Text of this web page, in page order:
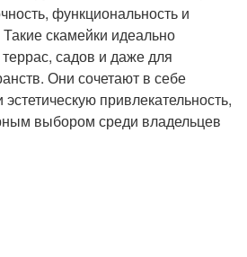
Тенденции в дизайне
функциональность и
скамейки идеально
садов и даже для
Они сочетают в себе
привлекательность,
выбором среди владельцев